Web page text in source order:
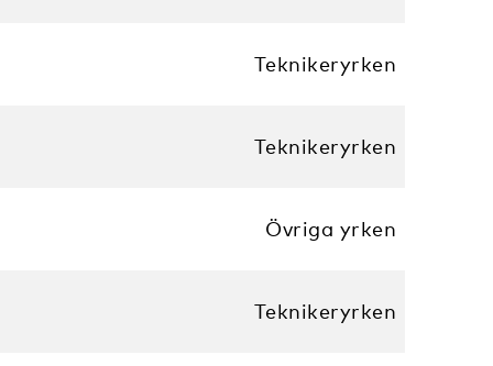
Teknikeryrken
Teknikeryrken
Övriga yrken
Teknikeryrken